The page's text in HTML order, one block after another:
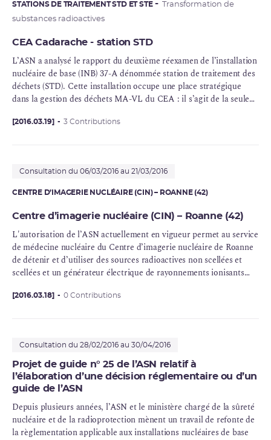
STATIONS DE TRAITEMENT STD ET STE
Transformation de
substances radioactives
CEA Cadarache - station STD
L’ASN a analysé le rapport du deuxième réexamen de l’installation
nucléaire de base (INB) 37-A dénommée station de traitement des
déchets (STD). Cette installation occupe une place stratégique
dans la gestion des déchets MA-VL du CEA : il s’agit de la seule
conditionnementdesdéchets radioactifs
stockage en couche géologique profonde.
[2016.03.19] 3 Contributions
Consultation du 06/03/2016 au 21/03/2016
CENTRE D’IMAGERIE NUCLÉAIRE (CIN) – ROANNE (42)
Centre d’imagerie nucléaire (CIN) – Roanne (42)
L'autorisation de l’ASN actuellement en vigueur permet au service
de médecine nucléaire du Centre d’imagerie nucléaire de Roanne
de détenir et d’utiliser des sources radioactives non scellées et
scellées et un générateur électrique de rayonnements ionisants
vivo, de thérapie.
[2016.03.18] 0 Contributions
Consultation du 28/02/2016 au 30/04/2016
Projet de guide n° 25 de l’ASN relatif à
l’élaboration d’une décision réglementaire ou d’un
guide de l’ASN
Depuis plusieurs années, l’ASN et le ministère chargé de la sûreté
nucléaire et de la radioprotection mènent un travail de refonte de
la règlementation applicable aux installations nucléaires de base